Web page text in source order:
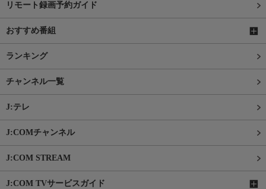
リモート録画予約ガイド
おすすめ番組
ランキング
チャンネル一覧
J:テレ
J:COMチャンネル
J:COM STREAM
J:COM TVサービスガイド